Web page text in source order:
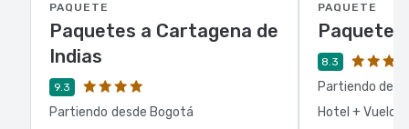
PAQUETE
Paquetes a Cartagena de
Indias
9.3
Partiendo desde Bogotá
PAQUETE
Paquetes
8.3
Partiendo
Hotel + Vuelo